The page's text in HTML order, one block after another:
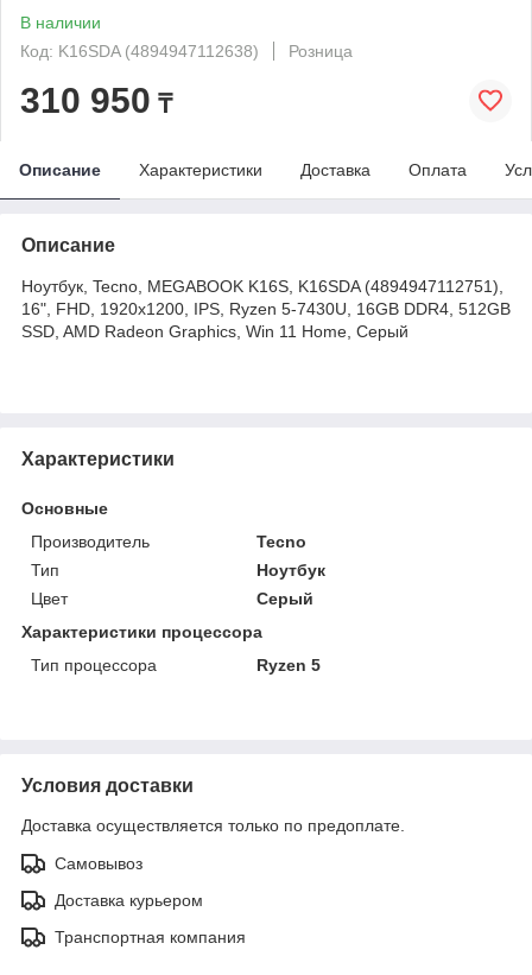
В наличии
Код: K16SDA (4894947112638)
Розница
310 950 ₸
Описание Характеристики Доставка Оплата
Описание
Ноутбук, Tecno, MEGABOOK K16S, K16SDA (4894947112751),
16", FHD, 1920x1200, IPS, Ryzen 5-7430U, 16GB DDR4, 512GB
SSD, AMD Radeon Graphics, Win 11 Home, Серый
Характеристики
Основные
Производитель
Tecno
Тип
Ноутбук
Цвет
Серый
Характеристики процессора
Тип процессора
Ryzen 5
Условия доставки
Доставка осуществляется только по предоплате.
Самовывоз
Доставка курьером
Транспортная компания